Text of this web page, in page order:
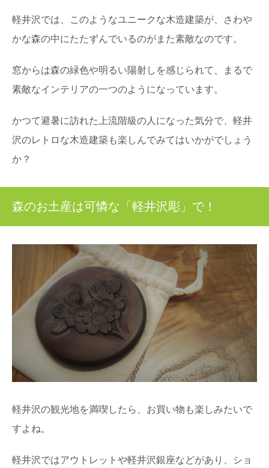
軽井沢では、このようなユニークな木造建築が、さわや
かな森の中にたたずんでいるのがまた素敵なのです。
窓からは森の緑色や明るい陽射しを感じられて、まるで
素敵なインテリアの一つのようになっています。
かつて避暑に訪れた上流階級の人になった気分で、軽井
沢のレトロな木造建築も楽しんでみてはいかがでしょう
か？
森のお土産は可憐な「軽井沢彫」で！
軽井沢の観光地を満喫したら、お買い物も楽しみたいで
すよね。
軽井沢ではアウトレットや軽井沢銀座などがあり、ショ